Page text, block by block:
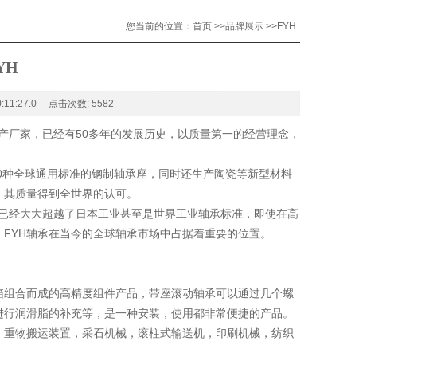
您当前的位置： 首页 >>品牌展示 >>FYH
点击次数: 5582
家，已经有50多年的发展历史，以质量第一的经营理念，
球通用标准的钢制轴承座，同时还生产陶瓷等新型材料
质量得到全世界的认可。
大大超越了日本工业甚至是世界工业轴承标准，即使在高
轴承在当今的全球轴承市场中占据着重要的位置。
合而成的高精度组件产品，带座滚动轴承可以通过几个螺
润滑脂的补充等，是一种安装，使用都非常便捷的产品。
物搬运装置，采石机械，滚柱式输送机，印刷机械，纺织